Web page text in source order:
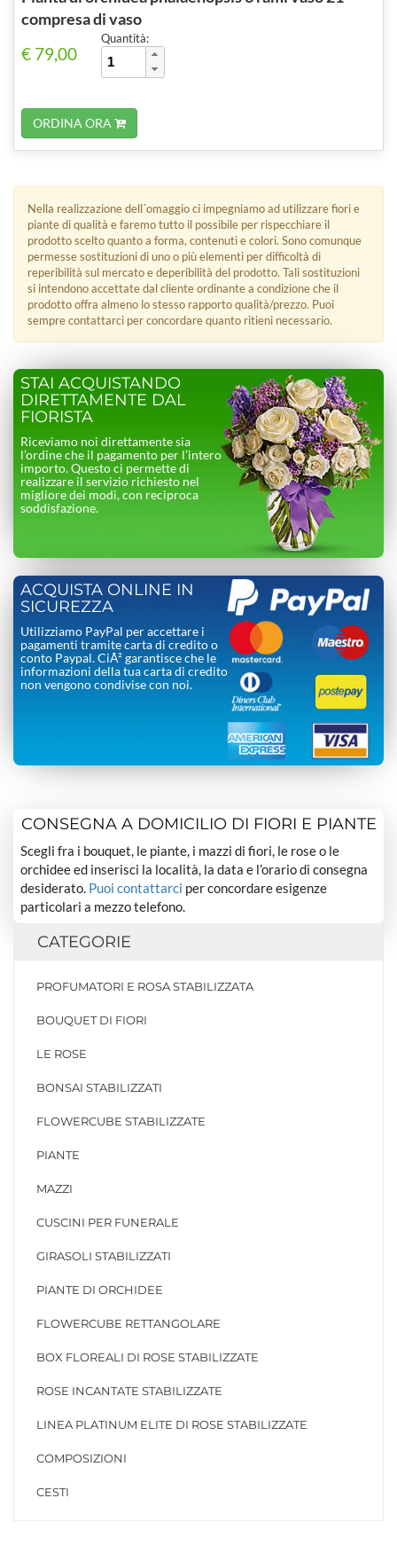
compresa di vaso
€ 79,00
Quantità:
ORDINA ORA
Nella realizzazione dell´omaggio ci impegniamo ad utilizzare fiori e
piante di qualità e faremo tutto il possibile per rispecchiare il
prodotto scelto quanto a forma, contenuti e colori. Sono comunque
permesse sostituzioni di uno o più elementi per difficoltà di
reperibilità sul mercato e deperibilità del prodotto. Tali sostituzioni
si intendono accettate dal cliente ordinante a condizione che il
prodotto offra almeno lo stesso rapporto qualità/prezzo. Puoi
sempre contattarci per concordare quanto ritieni necessario.
STAI ACQUISTANDO
DIRETTAMENTE DAL
FIORISTA
Riceviamo noi direttamente sia
l’ordine che il pagamento per l’intero
importo. Questo ci permette di
realizzare il servizio richiesto nel
migliore dei modi, con reciproca
soddisfazione.
ACQUISTA ONLINE IN
SICUREZZA
Utilizziamo PayPal per accettare i
pagamenti tramite carta di credito o
conto Paypal. CiÃ² garantisce che le
informazioni della tua carta di credito
non vengono condivise con noi.
CONSEGNA A DOMICILIO DI FIORI E PIANTE
Scegli fra i bouquet, le piante, i mazzi di fiori, le rose o le
orchidee ed inserisci la località, la data e l’orario di consegna
desiderato. Puoi contattarci per concordare esigenze
particolari a mezzo telefono.
CATEGORIE
PROFUMATORI E ROSA STABILIZZATA
BOUQUET DI FIORI
LE ROSE
BONSAI STABILIZZATI
FLOWERCUBE STABILIZZATE
PIANTE
MAZZI
CUSCINI PER FUNERALE
GIRASOLI STABILIZZATI
PIANTE DI ORCHIDEE
FLOWERCUBE RETTANGOLARE
BOX FLOREALI DI ROSE STABILIZZATE
ROSE INCANTATE STABILIZZATE
LINEA PLATINUM ELITE DI ROSE STABILIZZATE
COMPOSIZIONI
CESTI